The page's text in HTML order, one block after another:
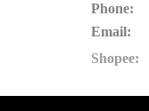
Phone:
Email:
Shopee: